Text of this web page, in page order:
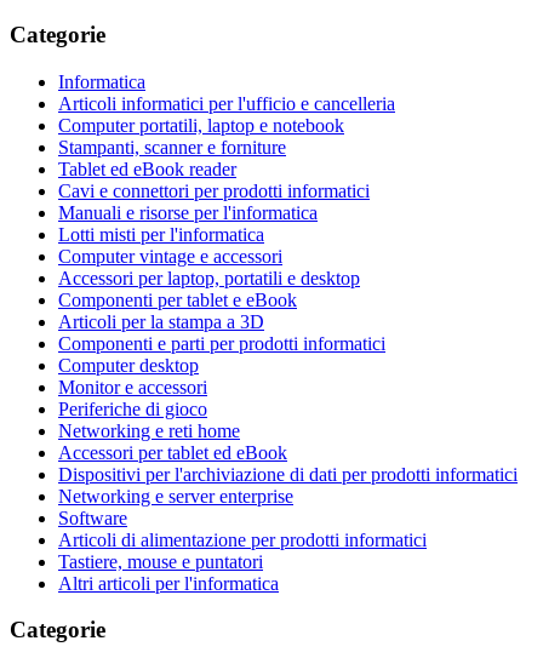
Categorie
Informatica
Articoli informatici per l'ufficio e cancelleria
Computer portatili, laptop e notebook
Stampanti, scanner e forniture
Tablet ed eBook reader
Cavi e connettori per prodotti informatici
Manuali e risorse per l'informatica
Lotti misti per l'informatica
Computer vintage e accessori
Accessori per laptop, portatili e desktop
Componenti per tablet e eBook
Articoli per la stampa a 3D
Componenti e parti per prodotti informatici
Computer desktop
Monitor e accessori
Periferiche di gioco
Networking e reti home
Accessori per tablet ed eBook
Dispositivi per l'archiviazione di dati per prodotti informatici
Networking e server enterprise
Software
Articoli di alimentazione per prodotti informatici
Tastiere, mouse e puntatori
Altri articoli per l'informatica
Categorie